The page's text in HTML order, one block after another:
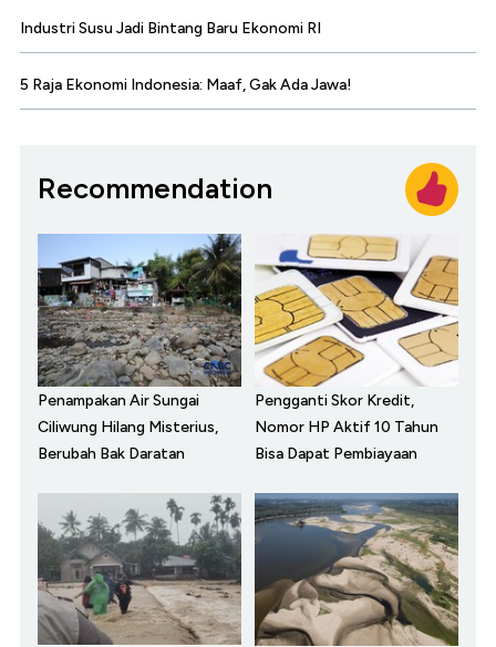
Industri Susu Jadi Bintang Baru Ekonomi RI
5 Raja Ekonomi Indonesia: Maaf, Gak Ada Jawa!
Recommendation
Penampakan Air Sungai
Ciliwung Hilang Misterius,
Berubah Bak Daratan
Pengganti Skor Kredit,
Nomor HP Aktif 10 Tahun
Bisa Dapat Pembiayaan